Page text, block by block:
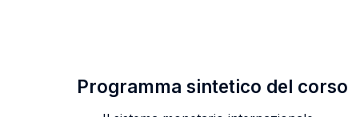
Programma sintetico del corso